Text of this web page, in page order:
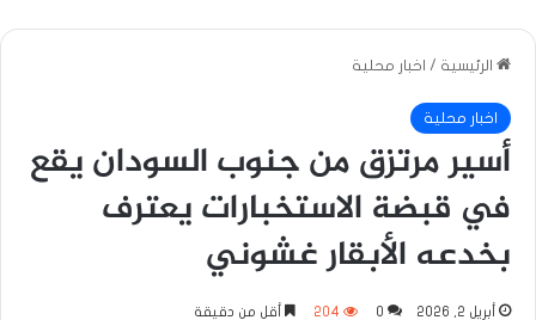
الرئيسية / اخبار محلية
اخبار محلية
أسير مرتزق من جنوب السودان يقع
في قبضة الاستخبارات يعترف
بخدعه الأبقار غشوني
أبريل 2, 2026 0
204 أقل من دقيقة